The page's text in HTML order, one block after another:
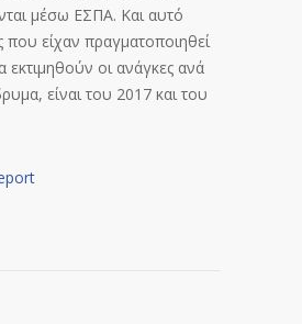
μέσω ΕΣΠΑ. Και αυτό
που είχαν πραγματοποιηθεί
εκτιμηθούν οι ανάγκες ανά
είναι του 2017 και του